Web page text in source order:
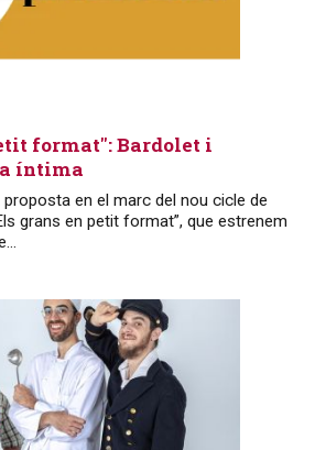
format": Bardolet i
íntima
en el marc del nou cicle de
grans en petit format”, que estrenem